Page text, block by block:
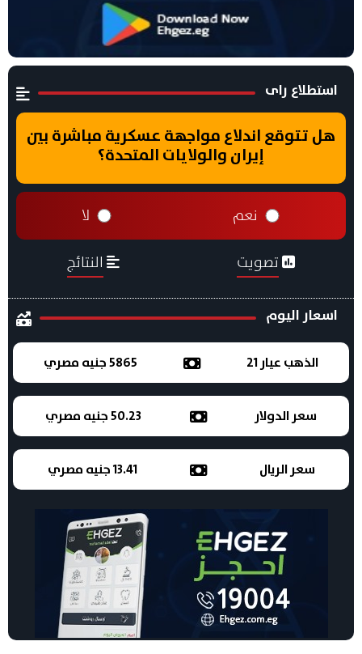
استطلاع راى
هل تتوقع اندلاع مواجهة عسكرية مباشرة بين
إيران والولايات المتحدة؟
نعم لا
تصويت النتائج
اسعار اليوم
الذهب عيار 21 5865 جنيه مصري
سعر الدولار 50.23 جنيه مصري
سعر الريال 13.41 جنيه مصري